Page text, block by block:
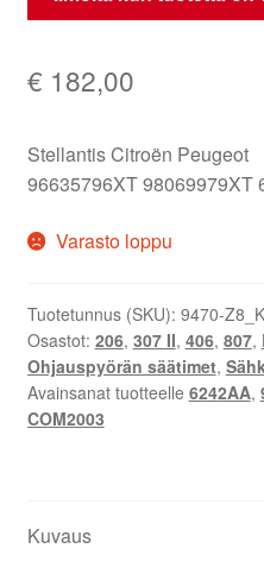
€ 182,00
Stellantis Citroën Peugeot
96635796XT 98069979XT
Varasto loppu
Tuotetunnus (SKU): 9470-
Osastot: 206, 307 II, 406, 807,
Ohjauspyörän säätimet,
Avainsanat tuotteelle 6242AA,
COM2003
Kuvaus